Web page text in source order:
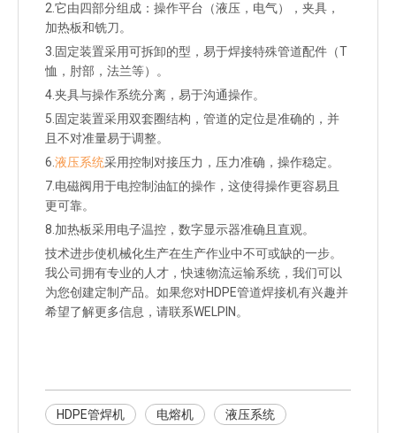
2.它由四部分组成：操作平台（液压，电气），夹具，
加热板和铣刀。
3.固定装置采用可拆卸的型，易于焊接特殊管道配件（T
恤，肘部，法兰等）。
4.夹具与操作系统分离，易于沟通操作。
5.固定装置采用双套圈结构，管道的定位是准确的，并
且不对准量易于调整。
6. 液压系统采用控制对接压力，压力准确，操作稳定。
7.电磁阀用于电控制油缸的操作，这使得操作更容易且
更可靠。
8.加热板采用电子温控，数字显示器准确且直观。
技术进步使机械化生产在生产作业中不可或缺的一步。
我公司拥有专业的人才，快速物流运输系统，我们可以
为您创建定制产品。如果您对HDPE管道焊接机有兴趣并
希望了解更多信息，请联系WELPIN。
HDPE管焊机 电熔机 液压系统